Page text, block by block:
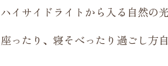
ハイサイドライトから入る自然の
座ったり、寝そべったり過ごし方